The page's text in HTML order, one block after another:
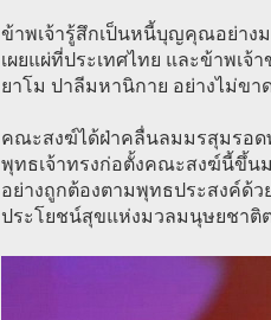
ข้าพเจ้ารู้สึกเป็นหนี้บุญคุณอย่าง
เผยแผ่ที่ประเทศไทย และข้าพเ
ยาโม ปาลีมหานิกาย อย่างไม่ขา
คณะสงฆ์ได้ฝ่าคลื่นลมมรสุมรอด
พุทธเจ้าทรงก่อตั้งคณะสงฆ์นี้ขึ้น
อย่างถูกต้องตามพุทธประสงค์ด้
ประโยชน์สุขแห่งมวลมนุษยชาติ